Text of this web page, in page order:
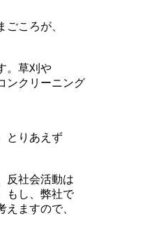
ころが、
。草刈や
ンクリーニング
とりあえず
反社会活動は
もし、弊社で
ますので、